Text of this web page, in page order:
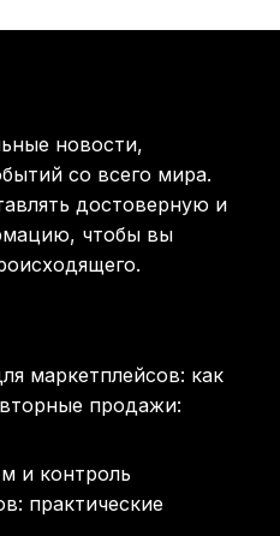
новости,
со всего мира.
достоверную и
чтобы вы
маркетплейсов: как
продажи:
и контроль
практические